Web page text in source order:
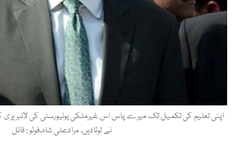
اپنی تعلیم کی تکمیل تک میرے پاس اس غیرملکی یونیورسٹی کی
نے لوٹادیں، مرادعلی شاہ۔فوٹو : فائل